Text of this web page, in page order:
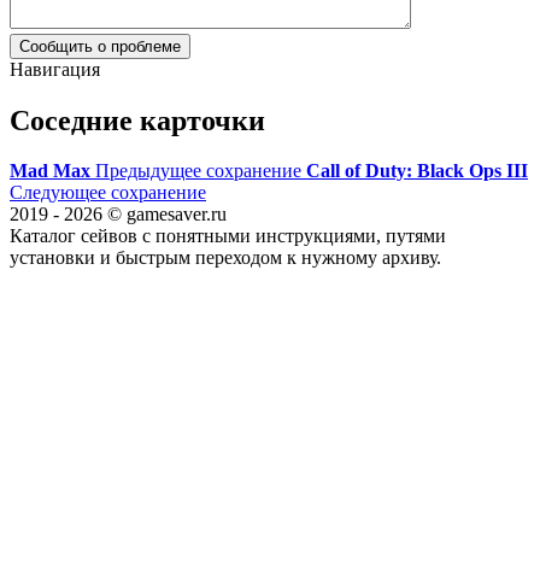
Сообщить о проблеме
Навигация
Соседние карточки
Mad Max Предыдущее сохранение Call of Duty: Black Ops III
Следующее сохранение
2019 - 2026 © gamesaver.ru
Каталог сейвов с понятными инструкциями, путями
установки и быстрым переходом к нужному архиву.